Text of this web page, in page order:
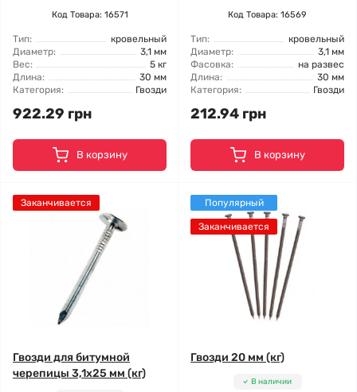
Код Товара: 16571
Тип:
кровельный
Диаметр:
3,1 мм
Вес:
5 кг
Длина:
30 мм
Категория:
Гвозди
922.29 грн
В корзину
Код Товара: 16569
Тип:
кровельный
Диаметр:
3,1 мм
Фасовка:
на развес
Длина:
30 мм
Категория:
Гвозди
212.94 грн
В корзину
Заканчивается
Гвозди для битумной
черепицы 3,1x25 мм (кг)
Популярный
Заканчивается
Гвозди 20 мм (кг)
В наличии